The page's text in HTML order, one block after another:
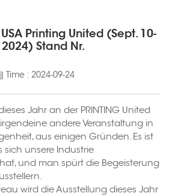
Printing United (Sept. 10-
2024) Stand Nr.
Time : 2024-09-24
Jahr an der PRINTING United
andere Veranstaltung in
aus einigen Gründen. Es ist
sich unsere Industrie
und man spürt die Begeisterung
wird die Ausstellung dieses Jahr